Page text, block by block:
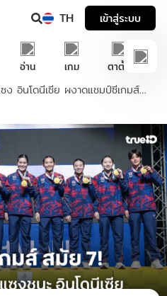
TH เข้าสู่ระบบ
อ่าน เกม ตาตั้ง
ผงาดแชมป์ซีเกมส์